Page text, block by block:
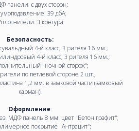
панели: с двух сторон;
39 дбА;
3 контура
Безопасность:
4-й класс, 3 ригеля 16 мм.;
4-й класс, 3 ригеля 16 мм.;
"ночной сторож";
по петлевой стороне 2 шт.;
1,2 мм. в замковой части (замковый
карман).
Оформление:
МДФ панель 8 мм. цвет "Бетон графит";
покрытие "Антрацит";